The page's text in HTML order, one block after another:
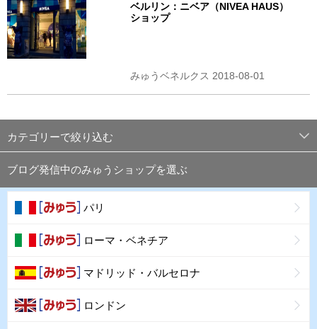
ベルリン：ニベア（NIVEA HAUS）
ショップ
みゅうベネルクス 2018-08-01
カテゴリーで絞り込む
ブログ発信中のみゅうショップを選ぶ
パリ
ローマ・ベネチア
マドリッド・バルセロナ
ロンドン